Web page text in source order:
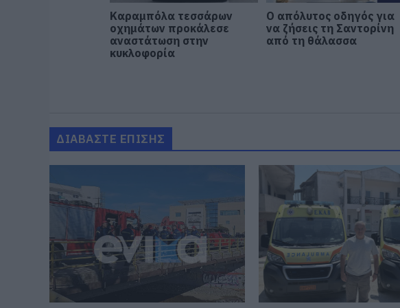
Καραμπόλα τεσσάρων
οχημάτων προκάλεσε
αναστάτωση στην
κυκλοφορία
Ο απόλυτος οδηγός για
να ζήσεις τη Σαντορίνη
από τη θάλασσα
ΔΙΑΒΑΣΤΕ ΕΠΙΣΗΣ